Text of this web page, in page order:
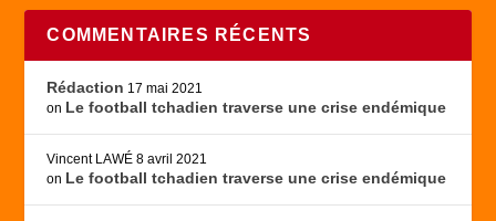
COMMENTAIRES RÉCENTS
Rédaction 17 mai 2021
on Le football tchadien traverse une crise endémique
Vincent LAWÉ 8 avril 2021
on Le football tchadien traverse une crise endémique